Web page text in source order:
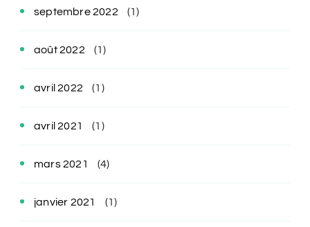
septembre 2022 (1)
août 2022 (1)
avril 2022 (1)
avril 2021 (1)
mars 2021 (4)
janvier 2021 (1)